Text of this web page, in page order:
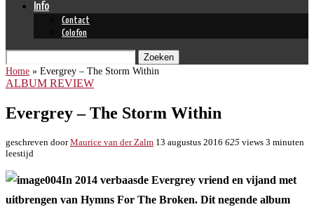
Info
Contact
Colofon
Zoeken
Home » Evergrey – The Storm Within
ALBUM REVIEW
Evergrey – The Storm Within
geschreven doorMaurice van der Zalm 13 augustus 2016 625 views 3 minuten
leestijd
In 2014 verbaasde Evergrey vriend en vijand met
uitbrengen van Hymns For The Broken. Dit negende album